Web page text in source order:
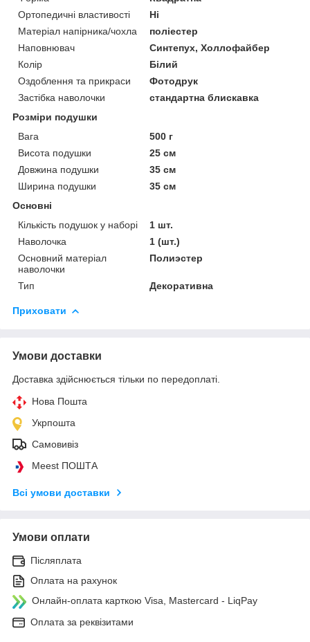
Ортопедичні властивості
Ні
Матеріал напірника/чохла
поліестер
Наповнювач
Синтепух, Холлофайбер
Колір
Білий
Оздоблення та прикраси
Фотодрук
Застібка наволочки
стандартна блискавка
Розміри подушки
Вага
500 г
Висота подушки
25 см
Довжина подушки
35 см
Ширина подушки
35 см
Основні
Кількість подушок у наборі
1 шт.
Наволочка
1 (шт.)
Основний матеріал
наволочки
Полиэстер
Тип Декоративна
Приховати
Умови доставки
Доставка здійснюється тільки по передоплаті.
Нова Пошта
Укрпошта
Самовивіз
Meest ПОШТА
Всі умови доставки
Умови оплати
Післяплата
Оплата на рахунок
Онлайн-оплата карткою Visa, Mastercard - LiqPay
Оплата за реквізитами